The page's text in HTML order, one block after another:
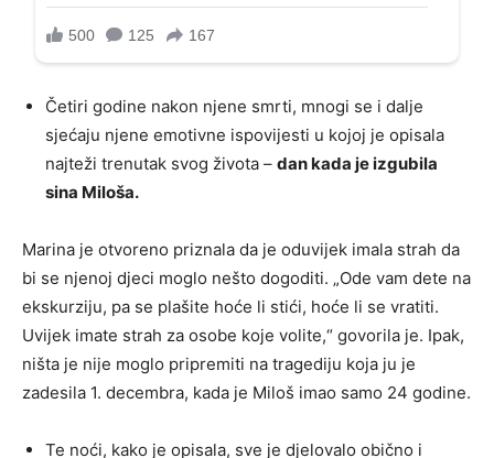
Četiri godine nakon njene smrti, mnogi se i dalje
sjećaju njene emotivne ispovijesti u kojoj je opisala
najteži trenutak svog života – dan kada je izgubila
sina Miloša.
Marina je otvoreno priznala da je oduvijek imala strah da
bi se njenoj djeci moglo nešto dogoditi. „Ode vam dete na
ekskurziju, pa se plašite hoće li stići, hoće li se vratiti.
Uvijek imate strah za osobe koje volite,“ govorila je. Ipak,
ništa je nije moglo pripremiti na tragediju koja ju je
zadesila 1. decembra, kada je Miloš imao samo 24 godine.
Te noći, kako je opisala, sve je djelovalo obično i